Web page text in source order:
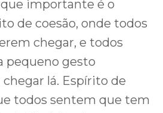
importante é o
de coesão, onde todos
chegar, e todos
pequeno gesto
lá. Espírito de
todos sentem que tem